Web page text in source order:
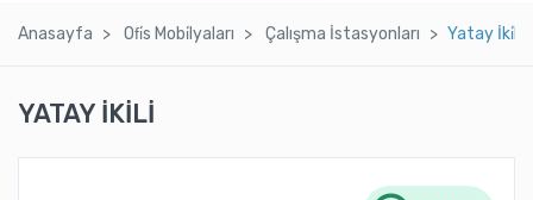
Anasayfa Ofi̇s Mobi̇lyaları Çalışma İstasyonları Yatay İki̇li̇
YATAY İKİLİ